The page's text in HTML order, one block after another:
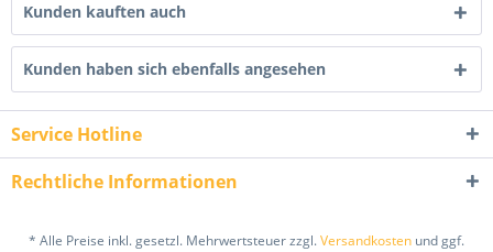
Kunden kauften auch
Kunden haben sich ebenfalls angesehen
Service Hotline
Rechtliche Informationen
* Alle Preise inkl. gesetzl. Mehrwertsteuer zzgl.Versandkosten und ggf.